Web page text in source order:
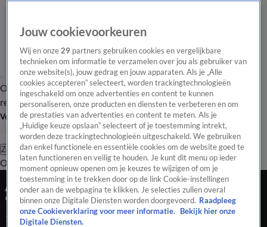
Overzicht Laatste nieuws Regionieuws Het beste van Hart
Tip de
redactie
Volg Hart van Nederland
Zoeken
OverzichtRegioUitzendingenWeerTip de redactiePanelVideo's
Automobiliste rijdt hond, kind en vrouw aan,
'parkeert' auto daarna in woning
13 aug 2021, 17:22
Jouw cookievoorkeuren
Wij en onze29 partners gebruiken cookies en vergelijkbare
technieken om informatie te verzamelen over jou als gebruiker van
onze website(s), jouw gedrag en jouw apparaten. Als je „Alle
cookies accepteren” selecteert, worden trackingtechnologieën
ingeschakeld om onze advertenties en content te kunnen
personaliseren, onze producten en diensten te verbeteren en om
de prestaties van advertenties en content te meten. Als je
„Huidige keuze opslaan” selecteert of je toestemming intrekt,
worden deze trackingtechnologieën uitgeschakeld. We gebruiken
dan enkel functionele en essentiële cookies om de website goed te
laten functioneren en veilig te houden. Je kunt dit menu op ieder
moment opnieuw openen om je keuzes te wijzigen of om je
toestemming in te trekken door op de link Cookie-instellingen
onder aan de webpagina te klikken. Je selecties zullen overal
binnen onze Digitale Diensten worden doorgevoerd. Raadpleeg
onze Cookieverklaring voor meer informatie.
Bekijk hier onze
Digitale Diensten.